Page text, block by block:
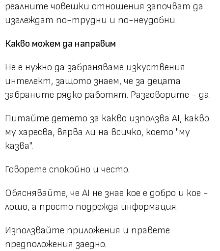
реалните човешки отношения започват да
изглеждат по-трудни и по-неудобни.
Какво можем да направим
Не е нужно да забраняваме изкуствения
интелект, защото знаем, че за децата
забраните рядко работят. Разговорите - да.
Питайте детето за какво използва AI, какво
му харесва, вярва ли на всичко, което "му
казва".
Говорете спокойно и често.
Обяснявайте, че AI не знае кое е добро и кое -
лошо, а просто подрежда информация.
Използвайте приложения и правете
предположения заедно.